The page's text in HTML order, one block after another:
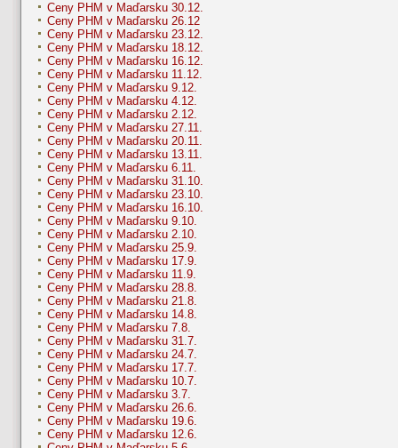
Ceny PHM v Maďarsku 30.12.
Ceny PHM v Maďarsku 26.12
Ceny PHM v Maďarsku 23.12.
Ceny PHM v Maďarsku 18.12.
Ceny PHM v Maďarsku 16.12.
Ceny PHM v Maďarsku 11.12.
Ceny PHM v Maďarsku 9.12.
Ceny PHM v Maďarsku 4.12.
Ceny PHM v Maďarsku 2.12.
Ceny PHM v Maďarsku 27.11.
Ceny PHM v Maďarsku 20.11.
Ceny PHM v Maďarsku 13.11.
Ceny PHM v Maďarsku 6.11.
Ceny PHM v Maďarsku 31.10.
Ceny PHM v Maďarsku 23.10.
Ceny PHM v Maďarsku 16.10.
Ceny PHM v Maďarsku 9.10.
Ceny PHM v Maďarsku 2.10.
Ceny PHM v Maďarsku 25.9.
Ceny PHM v Maďarsku 17.9.
Ceny PHM v Maďarsku 11.9.
Ceny PHM v Maďarsku 28.8.
Ceny PHM v Maďarsku 21.8.
Ceny PHM v Maďarsku 14.8.
Ceny PHM v Maďarsku 7.8.
Ceny PHM v Maďarsku 31.7.
Ceny PHM v Maďarsku 24.7.
Ceny PHM v Maďarsku 17.7.
Ceny PHM v Maďarsku 10.7.
Ceny PHM v Maďarsku 3.7.
Ceny PHM v Maďarsku 26.6.
Ceny PHM v Maďarsku 19.6.
Ceny PHM v Maďarsku 12.6.